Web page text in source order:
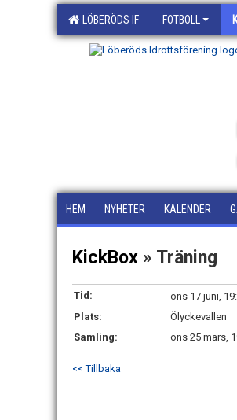
LÖBERÖDS IF FOTBOLL
HEM NYHETER KALENDER
KickBox » Träning
Tid:
ons 17 juni,
Plats:
Ölyckevallen
Samling:
ons 25 mars,
<< Tillbaka